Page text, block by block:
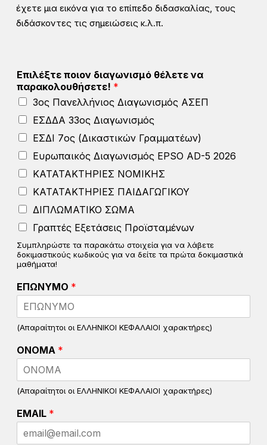
έχετε μια εικόνα για το επίπεδο διδασκαλίας, τους
διδάσκοντες τις σημειώσεις κ.λ.π.
Επιλέξτε ποιον διαγωνισμό θέλετε να
παρακολουθήσετε! *
3ος Πανελλήνιος Διαγωνισμός ΑΣΕΠ
ΕΣΔΔΑ 33ος Διαγωνισμός
ΕΣΔΙ 7ος (Δικαστικών Γραμματέων)
Ευρωπαικός Διαγωνισμός EPSO AD-5 2026
ΚΑΤΑΤΑΚΤΗΡΙΕΣ ΝΟΜΙΚΗΣ
ΚΑΤΑΤΑΚΤΗΡΙΕΣ ΠΑΙΔΑΓΩΓΙΚΟΥ
ΔΙΠΛΩΜΑΤΙΚΟ ΣΩΜΑ
Γραπτές Εξετάσεις Προϊσταμένων
Συμπληρώστε τα παρακάτω στοιχεία για να λάβετε
δοκιμαστικούς κωδικούς για να δείτε τα πρώτα δοκιμαστικά
μαθήματα!
ΕΠΩΝΥΜΟ *
(Απαραίτητοι οι ΕΛΛΗΝΙΚΟΙ ΚΕΦΑΛΑΙΟΙ χαρακτήρες)
ΟΝΟΜΑ *
(Απαραίτητοι οι ΕΛΛΗΝΙΚΟΙ ΚΕΦΑΛΑΙΟΙ χαρακτήρες)
EMAIL *